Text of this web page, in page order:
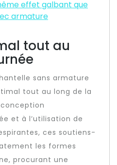
effet galbant que
armature
tout au
sans armature
tout au long de la
et à l’utilisation de
ces soutiens-
les formes
procurant une